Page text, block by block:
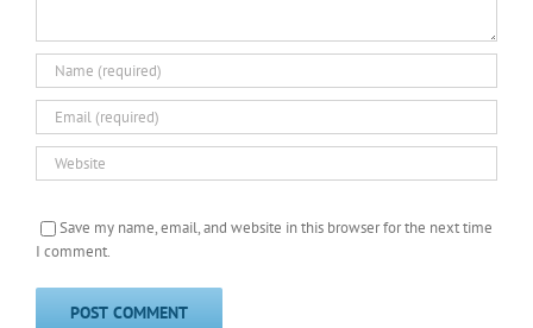
Save my name, email, and website in this browser for the next time
I comment.